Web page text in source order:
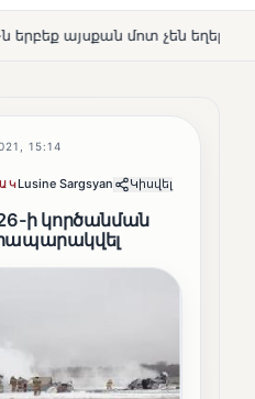
մոտ չեն եղել» HOT
15:14
Lusine Sargsyan Կիսվել
ի կործանման